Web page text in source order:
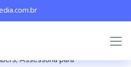
,Assessoria para